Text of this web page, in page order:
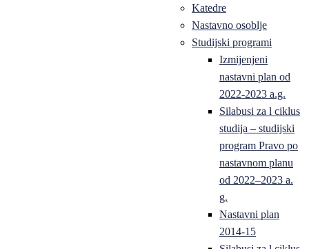
Katedre
Nastavno osoblje
Studijski programi
Izmijenjeni
nastavni plan od
2022-2023 a.g.
Silabusi za l ciklus
studija – studijski
program Pravo po
nastavnom planu
od 2022–2023 a.
g.
Nastavni plan
2014-15